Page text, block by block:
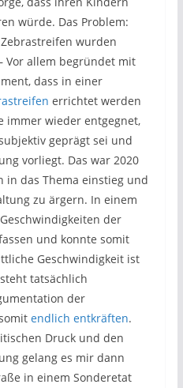
würde. Das Problem:
wurden
Vor allem begründet mit
dass in einer
errichtet werden
immer wieder entgegnet,
geprägt sei und
vorliegt. Das war 2020
in das Thema einstieg und
zu ärgern. In einem
der
und konnte somit
Geschwindigkeit ist
tatsächlich
der
endlich entkräften.
Druck und den
gelang es mir dann
in einem Sonderetat